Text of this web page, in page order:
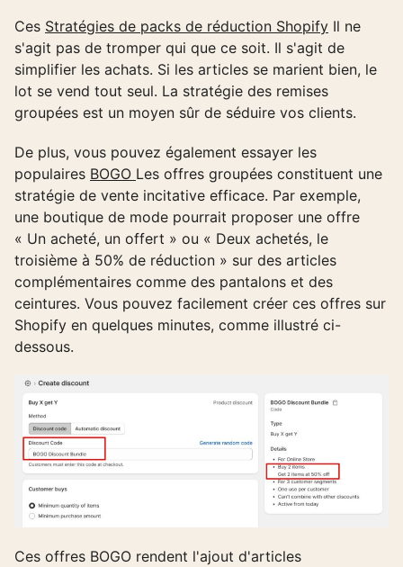
Ces Stratégies de packs de réduction Shopify Il ne
s'agit pas de tromper qui que ce soit. Il s'agit de
simplifier les achats. Si les articles se marient bien, le
lot se vend tout seul. La stratégie des remises
groupées est un moyen sûr de séduire vos clients.
De plus, vous pouvez également essayer les
populaires BOGO Les offres groupées constituent une
stratégie de vente incitative efficace. Par exemple,
une boutique de mode pourrait proposer une offre
« Un acheté, un offert » ou « Deux achetés, le
troisième à 50% de réduction » sur des articles
complémentaires comme des pantalons et des
ceintures. Vous pouvez facilement créer ces offres sur
Shopify en quelques minutes, comme illustré ci-
dessous.
Ces offres BOGO rendent l'ajout d'articles